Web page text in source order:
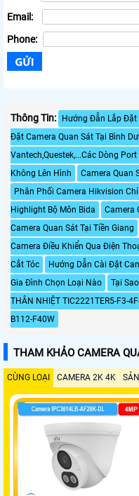
Email:
Phone:
Thông Tin: Hướng Đẫn Lắp Đặt
Đặt Camera Quan Sát Tại Bình
Vantech,Questek,...Các Dòng
Không Lên Hình
Camera Quan
Phân Phối Camera Hikvision
Highlight Bộ Môn Bida
Camera
Camera Quan Sát Tại Tiền Giang
Camera Điều Khiển Qua Điện
Cắt Tóc
Hướng Dẫn Cài Đặt
Gia Đình Chọn Loại Nào
Tại
THÂN NHIỆT TIC2221TER5-F3-
B112-F40W
THAM KHẢO CAMERA
CÙNG LOẠI CAMERA 2K 4K